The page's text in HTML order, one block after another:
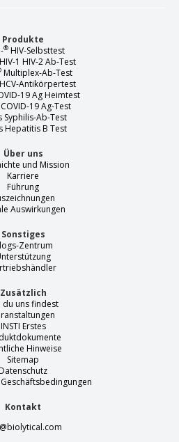
Produkte
® HIV-Selbsttest
HIV-1 HIV-2 Ab-Test
Multiplex-Ab-Test
HCV-Antikörpertest
19 Ag Heimtest
19 Ag-Test
Syphilis-Ab-Test
Hepatitis B Test
Über uns
und Mission
Karriere
Führung
Auswirkungen
Sonstiges
Zentrum
Zusätzlich
du uns findest
INSTI Erstes
Hinweise
Sitemap
Kontakt